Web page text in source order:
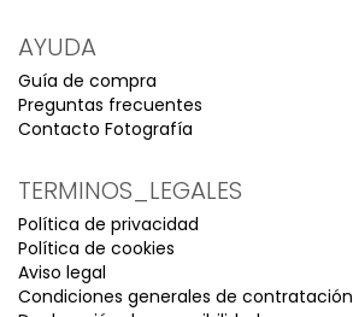
AYUDA
Guía de compra
Preguntas frecuentes
Contacto Fotografía
TERMINOS_LEGALES
Política de privacidad
Política de cookies
Aviso legal
Condiciones generales de contratación